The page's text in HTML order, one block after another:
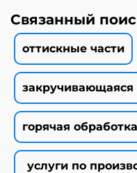
Связанный
оттискные части
горячая
услуги по